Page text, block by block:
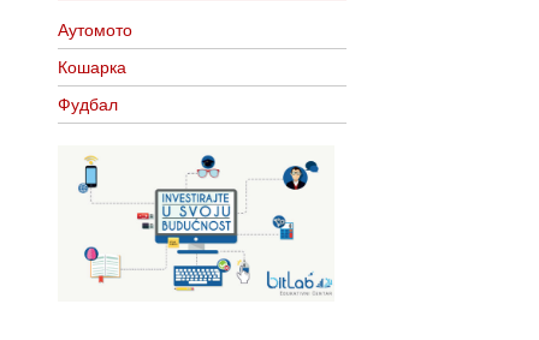
Аутомото
Кошарка
Фудбал